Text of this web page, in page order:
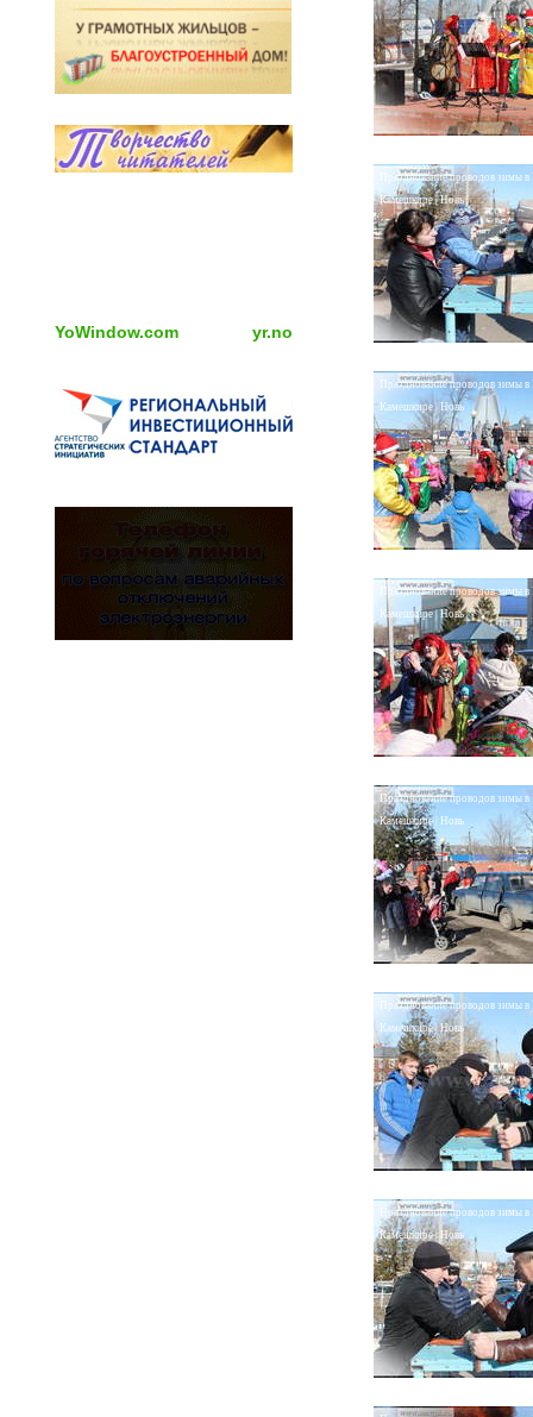
YoWindow.com yr.no
Празднование проводов зимы в
Камешкире | Новь
Празднование проводов зимы в
Камешкире | Новь
Празднование проводов зимы в
Камешкире | Новь
Празднование проводов зимы в
Камешкире | Новь
Празднование проводов зимы в
Камешкире | Новь
Празднование проводов зимы в
Камешкире | Новь